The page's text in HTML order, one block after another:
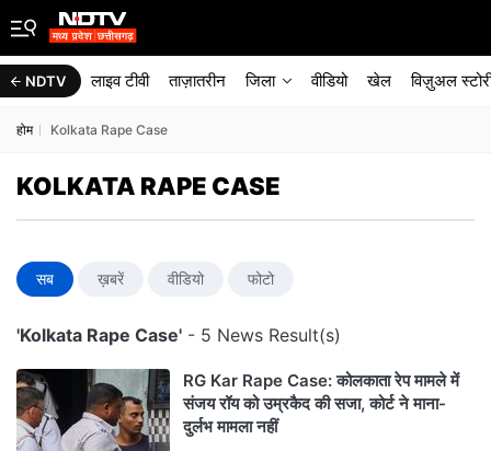
NDTV लाइव टीवी ताज़ातरीन जिला वीडियो खेल विज़ुअल
होम Kolkata Rape Case
KOLKATA RAPE CASE
सब ख़बरें वीडियो फोटो
'Kolkata Rape Case' - 5 News Result(s)
RG Kar Rape Case: कोलकाता रेप मामले में
संजय रॉय को उम्रकैद की सजा, कोर्ट ने माना-
दुर्लभ मामला नहीं